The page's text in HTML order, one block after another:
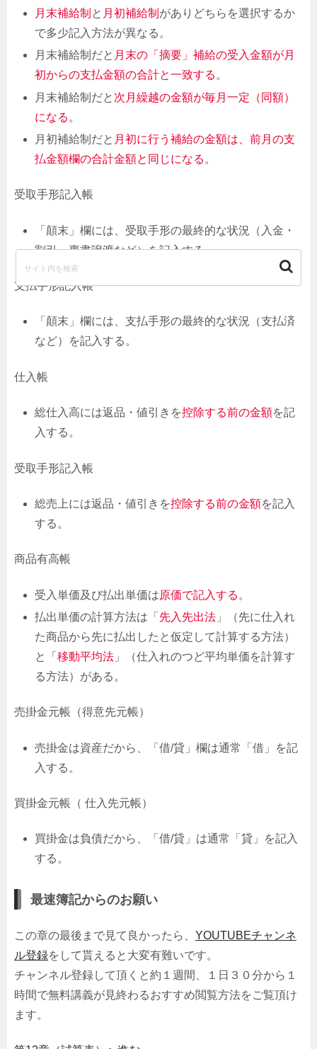
月末補給制 と 月初補給制 がありどちらを選択するか
で多少記入方法が異なる。
月末補給制だと 月末の「摘要」補給の受入金額が月
初からの支払金額の合計と一致する。
月末補給制だと 次月繰越の金額が毎月一定（同額）
になる 。
月初補給制だと 月初に行う補給の金額は、前月の支
払金額欄の合計金額と同じになる 。
受取手形記入帳
「顛末」欄には、受取手形の最終的な状況（入金・
割引・裏書譲渡など）を記入する。
支払手形記入帳
「顛末」欄には、支払手形の最終的な状況（支払済
など）を記入する。
仕入帳
総仕入高には返品・値引きを控除する前の金額を記
入する。
受取手形記入帳
総売上には返品・値引きを控除する前の金額を記入
する。
商品有高帳
受入単価及び払出単価は原価で記入する 。
払出単価の計算方法は「 先入先出法 」（先に仕入れ
た商品から先に払出したと仮定して計算する方法）
と「移動平均法 」（仕入れのつど平均単価を計算す
る方法）がある。
売掛金元帳（得意先元帳）
売掛金は資産だから、「借/貸」欄は通常「借」を記
入する。
買掛金元帳（ 仕入先元帳）
買掛金は負債だから、「借/貸」は通常「貸」を記入
する。
最速簿記からのお願い
この章の最後まで見て良かったら、 YOUTUBEチャンネ
ル登録をして貰えると大変有難いです。
チャンネル登録して頂くと約１週間、１日３０分から１
時間で無料講義が見終わるおすすめ閲覧方法をご覧頂け
ます。